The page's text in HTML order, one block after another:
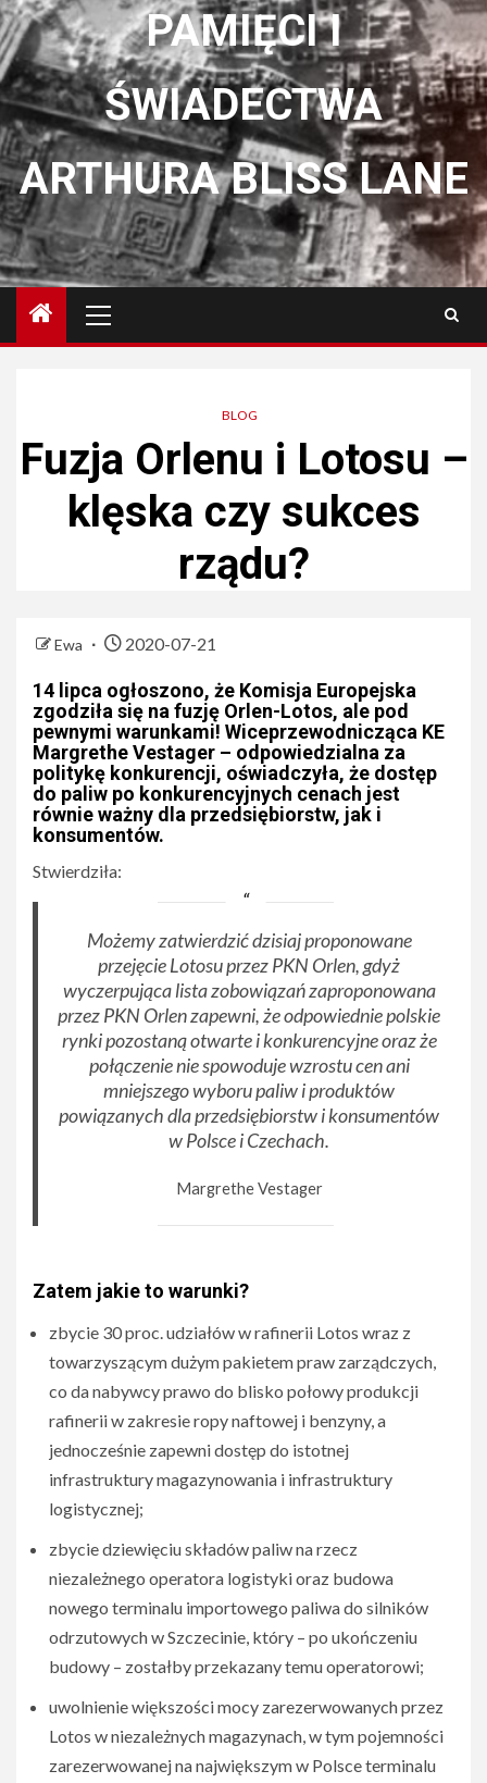
PAMIĘCI I
ŚWIADECTWA
ARTHURA BLISS LANE
główne
BLOG
Fuzja Orlenu i Lotosu –
klęska czy sukces
rządu?
Ewa 2020-07-21
14 lipca ogłoszono, że Komisja Europejska
zgodziła się na fuzję Orlen-Lotos, ale pod
pewnymi warunkami! Wiceprzewodnicząca KE
Margrethe Vestager – odpowiedzialna za
politykę konkurencji, oświadczyła, że dostęp
do paliw po konkurencyjnych cenach jest
równie ważny dla przedsiębiorstw, jak i
konsumentów.
Stwierdziła:
Możemy zatwierdzić dzisiaj proponowane
przejęcie Lotosu przez PKN Orlen, gdyż
wyczerpująca lista zobowiązań zaproponowana
przez PKN Orlen zapewni, że odpowiednie polskie
rynki pozostaną otwarte i konkurencyjne oraz że
połączenie nie spowoduje wzrostu cen ani
mniejszego wyboru paliw i produktów
powiązanych dla przedsiębiorstw i konsumentów
w Polsce i Czechach.
Margrethe Vestager
Zatem jakie to warunki?
zbycie 30 proc. udziałów w rafinerii Lotos wraz z
towarzyszącym dużym pakietem praw zarządczych,
co da nabywcy prawo do blisko połowy produkcji
rafinerii w zakresie ropy naftowej i benzyny, a
jednocześnie zapewni dostęp do istotnej
infrastruktury magazynowania i infrastruktury
logistycznej;
zbycie dziewięciu składów paliw na rzecz
niezależnego operatora logistyki oraz budowa
nowego terminalu importowego paliwa do silników
odrzutowych w Szczecinie, który – po ukończeniu
budowy – zostałby przekazany temu operatorowi;
uwolnienie większości mocy zarezerwowanych przez
Lotos w niezależnych magazynach, w tym pojemności
zarezerwowanej na największym w Polsce terminalu